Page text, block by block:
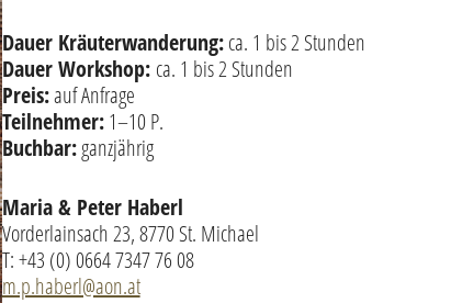
Dauer Kräuterwanderung:ca. 1 bis 2 Stunden
Dauer Workshop: ca. 1 bis 2 Stunden
Preis:auf Anfrage
Teilnehmer:1–10 P.
Buchbar:ganzjährig
Maria & Peter Haberl
Vorderlainsach 23, 8770 St. Michael
T: +43 (0) 0664 7347 76 08
m.p.haberl@aon.at